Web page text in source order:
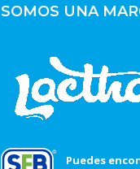
SOMOS UNA
Puedes